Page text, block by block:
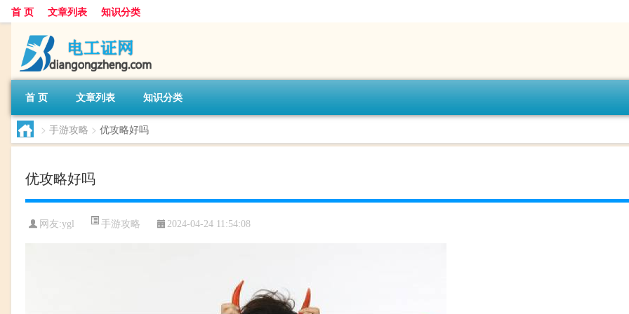
首 页 文章列表 知识分类
首 页 文章列表 知识分类
> 手游攻略 > 优攻略好吗
优攻略好吗
网友:ygl 手游攻略 2024-04-24 11:54:08